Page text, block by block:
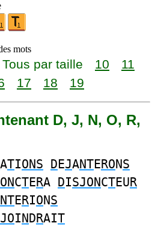
mots
Tous par taille 10
11
17 18 19
D, J, N, O, R,
ATIONS DEJANTERONS
CTERA DISJONCTEUR
NTERIONS
INDRAIT